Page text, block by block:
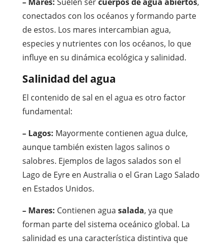
conectados con los océanos y formando parte
de estos. Los mares intercambian agua,
especies y nutrientes con los océanos, lo que
influye en su dinámica ecológica y salinidad.
Salinidad del agua
El contenido de sal en el agua es otro factor
fundamental:
– Lagos: Mayormente contienen agua dulce,
aunque también existen lagos salinos o
salobres. Ejemplos de lagos salados son el
Lago de Eyre en Australia o el Gran Lago Salado
en Estados Unidos.
– Mares: Contienen agua salada, ya que
forman parte del sistema oceánico global. La
salinidad es una característica distintiva que